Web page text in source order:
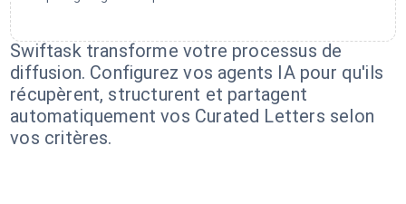
Swiftask transforme votre processus de
diffusion. Configurez vos agents IA pour qu'ils
récupèrent, structurent et partagent
automatiquement vos Curated Letters selon
vos critères.